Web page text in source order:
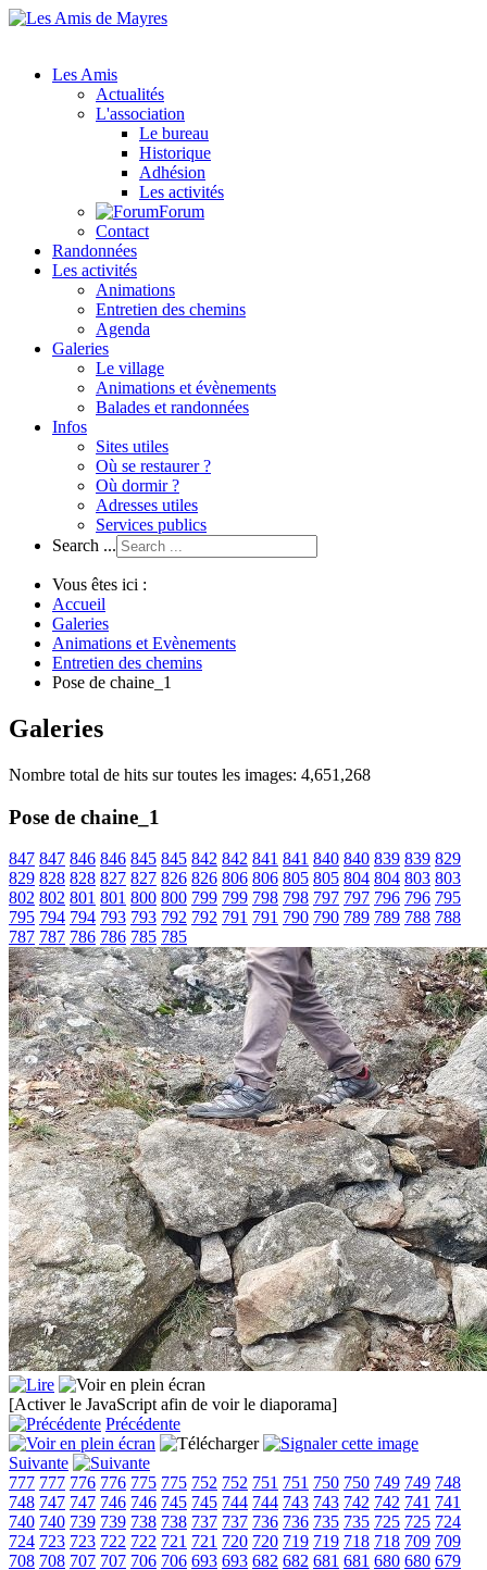
Les Amis
Actualités
L'association
Le bureau
Historique
Adhésion
Les activités
Forum
Contact
Randonnées
Les activités
Animations
Entretien des chemins
Agenda
Galeries
Le village
Animations et évènements
Balades et randonnées
Infos
Sites utiles
Où se restaurer ?
Où dormir ?
Adresses utiles
Services publics
Search ...
Vous êtes ici :
Accueil
Galeries
Animations et Evènements
Entretien des chemins
Pose de chaine_1
Galeries
Nombre total de hits sur toutes les images: 4,651,268
Pose de chaine_1
847 847 846 846 845 845 842 842 841 841 840 840 839 839 829
829 828 828 827 827 826 826 806 806 805 805 804 804 803 803
802 802 801 801 800 800 799 799 798 798 797 797 796 796 795
795 794 794 793 793 792 792 791 791 790 790 789 789 788 788
787 787 786 786 785 785
[Activer le JavaScript afin de voir le diaporama]
Précédente
Suivante
777 777 776 776 775 775 752 752 751 751 750 750 749 749 748
748 747 747 746 746 745 745 744 744 743 743 742 742 741 741
740 740 739 739 738 738 737 737 736 736 735 735 725 725 724
724 723 723 722 722 721 721 720 720 719 719 718 718 709 709
708 708 707 707 706 706 693 693 682 682 681 681 680 680 679